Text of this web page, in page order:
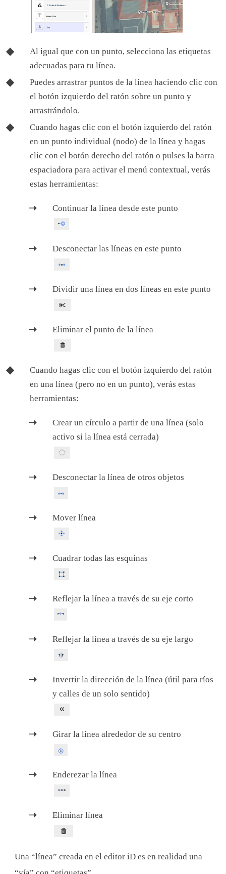
Al igual que con un punto, selecciona las etiquetas
adecuadas para tu línea.
Puedes arrastrar puntos de la línea haciendo clic con
el botón izquierdo del ratón sobre un punto y
arrastrándolo.
Cuando hagas clic con el botón izquierdo del ratón
en un punto individual (nodo) de la línea y hagas
clic con el botón derecho del ratón o pulses la barra
espaciadora para activar el menú contextual, verás
estas herramientas:
Continuar la línea desde este punto
Desconectar las líneas en este punto
Dividir una línea en dos líneas en este punto
Eliminar el punto de la línea
Cuando hagas clic con el botón izquierdo del ratón
en una línea (pero no en un punto), verás estas
herramientas:
Crear un círculo a partir de una línea (solo
activo si la línea está cerrada)
Desconectar la línea de otros objetos
Mover línea
Cuadrar todas las esquinas
Reflejar la línea a través de su eje corto
Reflejar la línea a través de su eje largo
Invertir la dirección de la línea (útil para ríos
y calles de un solo sentido)
Girar la línea alrededor de su centro
Enderezar la línea
Eliminar línea
Una “línea” creada en el editor iD es en realidad una